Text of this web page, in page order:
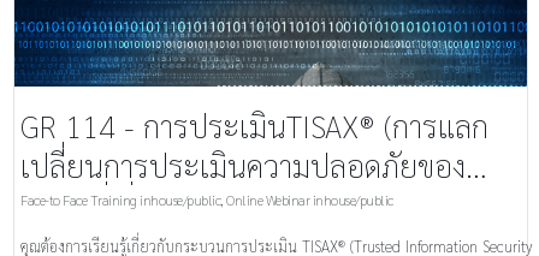
GR 114 - การประเมินTISAX® (การแลก
เปลี่ยนการประเมินความปลอดภัยของ
ข้อมูลที่เชื่อถือได้)
Face-to Face Training inhouse/public, Online Webinar inhouse/public
คุณต้องการเรียนรู้เกี่ยวกับกระบวนการประเมิน TISAX® (Trusted Information Security